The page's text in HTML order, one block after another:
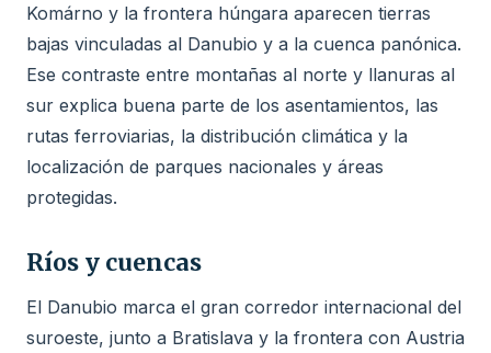
Komárno y la frontera húngara aparecen tierras
bajas vinculadas al Danubio y a la cuenca panónica.
Ese contraste entre montañas al norte y llanuras al
sur explica buena parte de los asentamientos, las
rutas ferroviarias, la distribución climática y la
localización de parques nacionales y áreas
protegidas.
Ríos y cuencas
El Danubio marca el gran corredor internacional del
suroeste, junto a Bratislava y la frontera con Austria